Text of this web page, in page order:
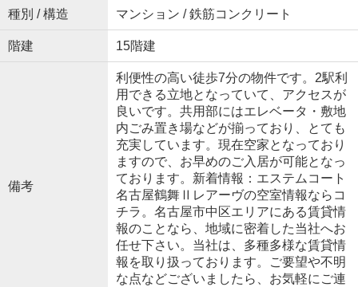
種別 / 構造 マンション / 鉄筋コンクリート
階建 15階建
備考
利便性の高い徒歩7分の物件です。2駅利
用できる立地となっていて、アクセスが
良いです。共用部にはエレベータ・敷地
内ごみ置き場などが揃っており、とても
充実しています。現在空家となっており
ますので、お早めのご入居が可能となっ
ております。新着情報：エステムコート
名古屋鶴舞Ⅱレアーヴの空室情報ならコ
チラ。名古屋市中区エリアにある賃貸情
報のことなら、地域に密着した当社へお
任せ下さい。当社は、多種多様な賃貸情
報を取り扱っております。ご要望や不明
な点などございましたら、お気軽にご連